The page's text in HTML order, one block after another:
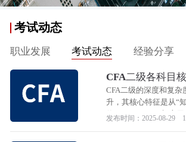
考试动态
职业发展 考试动态 经验分享
CFA二级各科目
CFA二级的深度和复杂
升，其核心特征是从“
值（Valuation）与应用
发布时间：2025-08-29